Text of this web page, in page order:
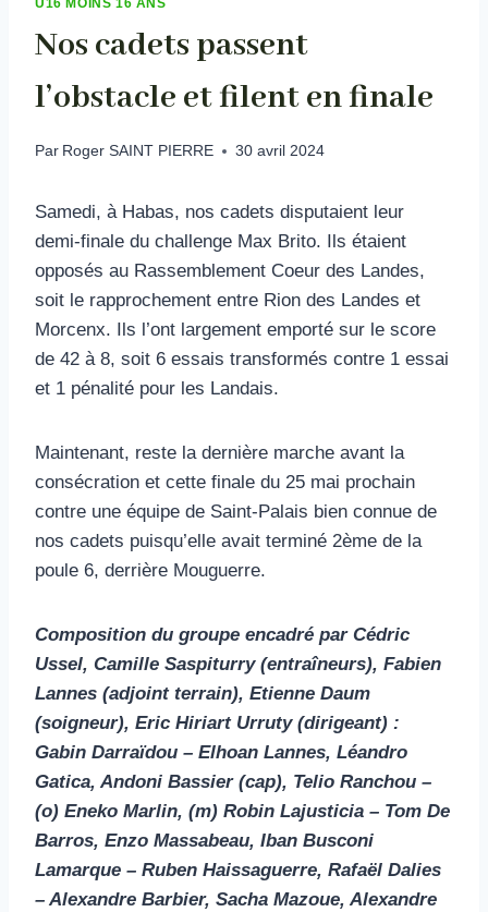
Nos cadets passent
l’obstacle et filent en finale
Par Roger SAINT PIERRE 30 avril 2024
Samedi, à Habas, nos cadets disputaient leur
demi-finale du challenge Max Brito. Ils étaient
opposés au Rassemblement Coeur des Landes,
soit le rapprochement entre Rion des Landes et
Morcenx. Ils l’ont largement emporté sur le score
de 42 à 8, soit 6 essais transformés contre 1 essai
et 1 pénalité pour les Landais.
Maintenant, reste la dernière marche avant la
consécration et cette finale du 25 mai prochain
contre une équipe de Saint-Palais bien connue de
nos cadets puisqu’elle avait terminé 2ème de la
poule 6, derrière Mouguerre.
Composition du groupe encadré par Cédric
Ussel, Camille Saspiturry (entraîneurs), Fabien
Lannes (adjoint terrain), Etienne Daum
(soigneur), Eric Hiriart Urruty (dirigeant) :
Gabin Darraïdou – Elhoan Lannes, Léandro
Gatica, Andoni Bassier (cap), Telio Ranchou –
(o) Eneko Marlin, (m) Robin Lajusticia – Tom De
Barros, Enzo Massabeau, Iban Busconi
Lamarque – Ruben Haissaguerre, Rafaël Dalies
– Alexandre Barbier, Sacha Mazoue, Alexandre